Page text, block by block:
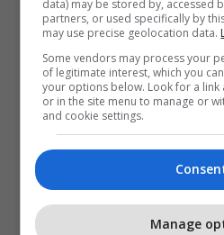
Maqedonia Në Nato Dhe Be
data) may be stored by, accessed
partners, or used specifically by
may use precise geolocation data.
Some vendors may process your
of legitimate interest, which you
your options below. Look for a
or in the site menu to manage or
and cookie settings.
Manage